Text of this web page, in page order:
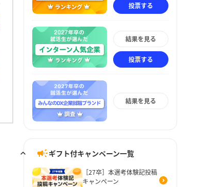
投票する
結果を見る
投票する
結果を見る
ギフト付キャンペーン一覧
［27卒］本選考体験記投稿
キャンペーン